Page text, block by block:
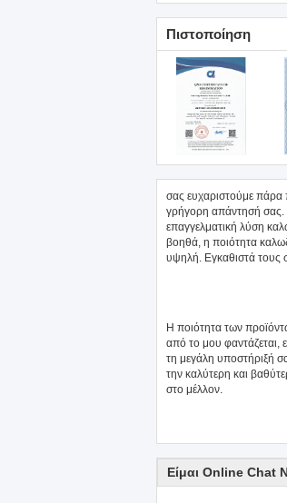
Πιστοποίηση
σας ευχαριστούμε πάρα
γρήγορη απάντησή σας.
επαγγελματική λύση
βοηθά, η ποιότητα
υψηλή. Εγκαθιστά τους
Η ποιότητα των
από το μου φαντάζεται,
τη μεγάλη υποστήριξή
την καλύτερη και
στο μέλλον.
Είμαι Online Chat